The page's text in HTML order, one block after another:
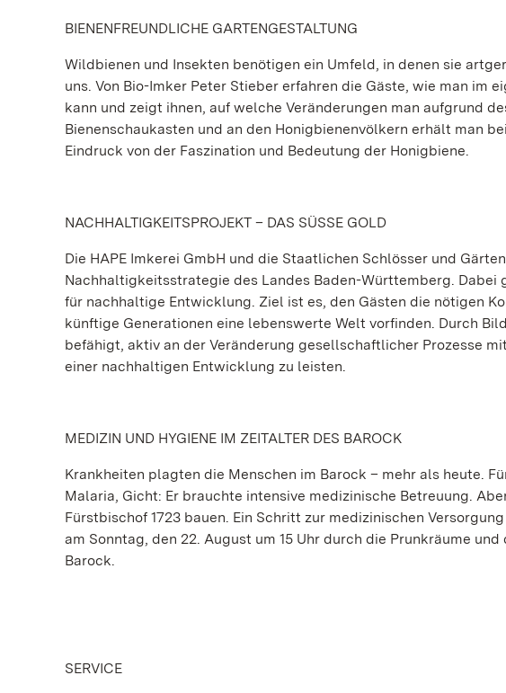
BIENENFREUNDLICHE GARTENGESTALTUNG
Wildbienen und Insekten benötigen ein Umfeld, in denen sie
uns. Von Bio-Imker Peter Stieber erfahren die Gäste, wie man im
kann und zeigt ihnen, auf welche Veränderungen man aufgrund
Bienenschaukasten und an den Honigbienenvölkern erhält man
Eindruck von der Faszination und Bedeutung der Honigbiene.
NACHHALTIGKEITSPROJEKT – DAS SÜSSE GOLD
Die HAPE Imkerei GmbH und die Staatlichen Schlösser und
Nachhaltigkeitsstrategie des Landes Baden-Württemberg.
für nachhaltige Entwicklung. Ziel ist es, den Gästen die nötigen
künftige Generationen eine lebenswerte Welt vorfinden. Durch
befähigt, aktiv an der Veränderung gesellschaftlicher Prozesse
einer nachhaltigen Entwicklung zu leisten.
MEDIZIN UND HYGIENE IM ZEITALTER DES BAROCK
Krankheiten plagten die Menschen im Barock – mehr als heute.
Malaria, Gicht: Er brauchte intensive medizinische Betreuung.
Fürstbischof 1723 bauen. Ein Schritt zur medizinischen
am Sonntag, den 22. August um 15 Uhr durch die Prunkräume
Barock.
SERVICE